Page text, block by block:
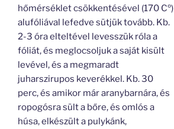
hőmérséklet csökkentésével (170 Cº)
alufóliával lefedve sütjük tovább. Kb.
2-3 óra elteltével levesszük róla a
fóliát, és meglocsoljuk a saját kisült
levével, és a megmaradt
juharszirupos keverékkel. Kb. 30
perc, és amikor már aranybarnára, és
ropogósra sült a bőre, és omlós a
húsa, elkészült a pulykánk,